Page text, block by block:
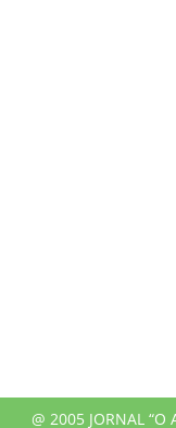
@ 2005 JORNAL “O